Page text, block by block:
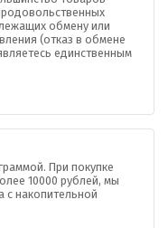
обмену или
(отказ в обмене
единственным
При покупке
10000 рублей, мы
с накопительной